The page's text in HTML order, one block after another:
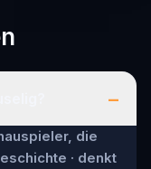
–
die
· denkt